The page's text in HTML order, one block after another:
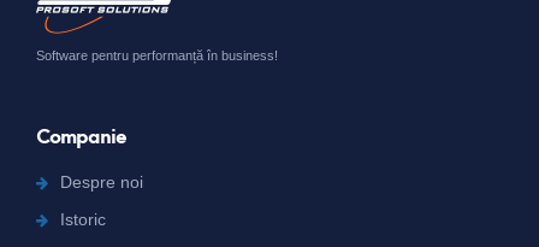
specializate, în toate geografiile. PSS-Prosoft Solutions
este partener Pricer în Romania din 2012.
Pentru solicitarea unei oferte, vă rugăm să ne
Software pentru performanță în business!
Companie
Despre noi
Istoric